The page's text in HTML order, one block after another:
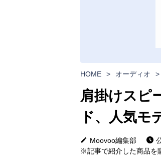
HOME > オーディオ >
肩掛けスピ
ド、人気モ
Moovoo編集部
※記事で紹介した商品を